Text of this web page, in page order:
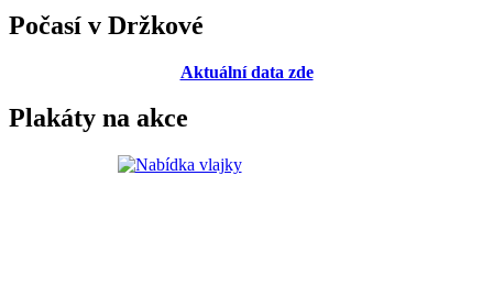
Počasí v Držkové
Aktuální data zde
Plakáty na akce